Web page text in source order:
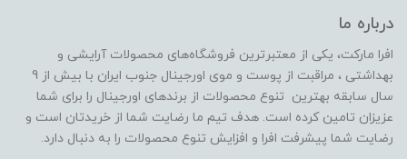
درباره ما
افرا مارکت، یکی از معتبرترین فروشگاه‌های محصولات آرایشی و
بهداشتی ، مراقبت از پوست و موی اورجینال جنوب ایران با بیش از 9
سال سابقه بهترین تنوع محصولات از برندهای اورجینال را برای شما
عزیزان تامین کرده است. هدف تیم ما رضایت شما از خریدتان است و
رضایت شما پیشرفت افرا و افزایش تنوع محصولات را به دنبال دارد.